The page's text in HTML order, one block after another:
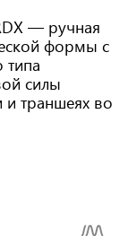
— ручная
формы с
типа
силы
и траншеях во